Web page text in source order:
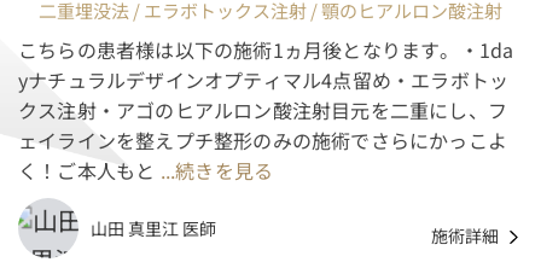
二重埋没法 / エラボトックス注射 / 顎のヒアルロン酸注射
こちらの患者様は以下の施術1ヵ月後となります。・1da
yナチュラルデザインオプティマル4点留め・エラボトッ
クス注射・アゴのヒアルロン酸注射目元を二重にし、フ
ェイラインを整えプチ整形のみの施術でさらにかっこよ
く！ご本人もと ...続きを見る
山田 真里江 医師 施術詳細